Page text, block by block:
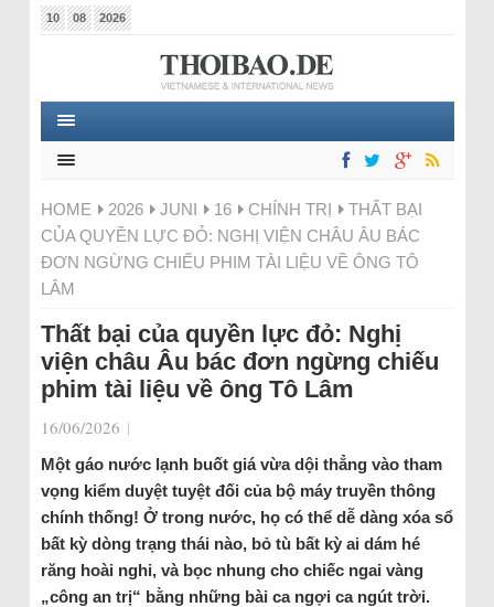
10 08 2026
HOME 2026 JUNI 16 CHÍNH TRỊ
THẤT BẠI
CỦA QUYỀN LỰC ĐỎ: NGHỊ VIỆN CHÂU ÂU BÁC
ĐƠN NGỪNG CHIẾU PHIM TÀI LIỆU VỀ ÔNG TÔ
LÂM
Thất bại của quyền lực đỏ: Nghị
viện châu Âu bác đơn ngừng chiếu
phim tài liệu về ông Tô Lâm
16/06/2026 |
Một gáo nước lạnh buốt giá vừa dội thẳng vào tham
vọng kiểm duyệt tuyệt đối của bộ máy truyền thông
chính thống! Ở trong nước, họ có thể dễ dàng xóa sổ
bất kỳ dòng trạng thái nào, bỏ tù bất kỳ ai dám hé
răng hoài nghi, và bọc nhung cho chiếc ngai vàng
„công an trị“ bằng những bài ca ngợi ca ngút trời.